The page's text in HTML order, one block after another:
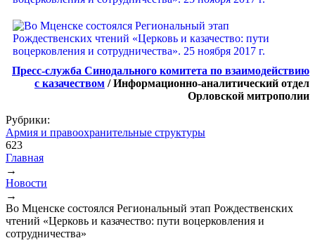
Пресс-служба Синодального комитета по взаимодействию
с казачеством / Информационно-аналитический отдел
Орловской митрополии
Рубрики:
Армия и правоохранительные структуры
623
Вы здесь
Главная
→
Новости
→
Во Мценске состоялся Региональный этап Рождественских
чтений «Церковь и казачество: пути воцерковления и
сотрудничества»